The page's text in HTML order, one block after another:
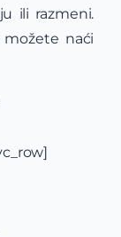
ili razmeni.
naći